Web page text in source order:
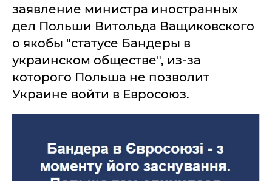
заявление министра иностранных
дел Польши Витольда Ващиковского
о якобы "статусе Бандеры в
украинском обществе", из-за
которого Польша не позволит
Украине войти в Евросоюз.